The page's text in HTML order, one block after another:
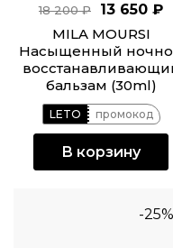
18 200 ₽
13 650 ₽
MILA MOURSI
Насыщенный
бальзам (30ml)
LETO промокод
В корзину
-25%